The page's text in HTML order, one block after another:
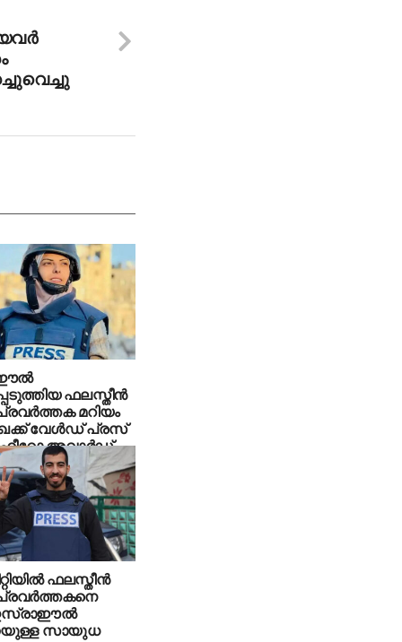
ഫലസ്തീന്‍
മറിയം
വേള്‍ഡ് പ്രസ്
ഹീറോ അവാര്‍ഡ്
ഫലസ്തീന്‍
ഇസ്രാഈല്‍
സായുധ